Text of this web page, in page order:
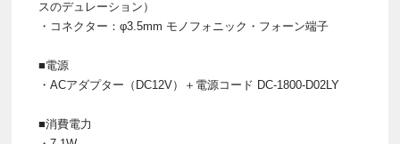
スのデュレーション）
・コネクター：φ3.5mm モノフォニック・フォーン端子
■電源
・ACアダプター（DC12V）＋電源コード DC-1800-D02LY
■消費電力